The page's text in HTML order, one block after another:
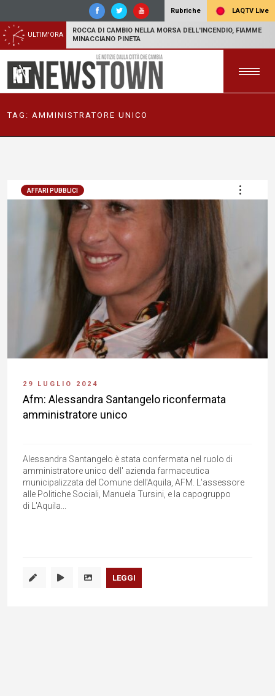
Rubriche LAQTV Live
ULTIM'ORA
ROCCA DI CAMBIO NELLA MORSA DELL'INCENDIO, FIAMME
MINACCIANO PINETA
TAG: AMMINISTRATORE UNICO
AFFARI PUBBLICI
29 LUGLIO 2024
Afm: Alessandra Santangelo riconfermata
amministratore unico
Alessandra Santangelo è stata confermata nel ruolo di
amministratore unico dell' azienda farmaceutica
municipalizzata del Comune dell'Aquila, AFM. L'assessore
alle Politiche Sociali, Manuela Tursini, e la capogruppo
di L'Aquila...
LEGGI